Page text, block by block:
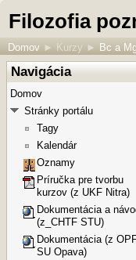
Filozofia
Domov ► Kurzy ► Bc a
Navigácia
Domov
Stránky portálu
Tagy
Kalendár
Oznamy
Príručka pre tvorbu
kurzov (z UKF Nitra)
Dokumentácia a
(z_CHTF STU)
Dokumentácia (z
SU Opava)